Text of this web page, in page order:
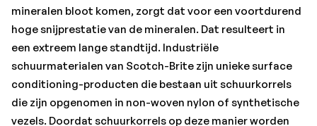
• Hard flexibel wiel is zeer effectief in het ontbramen
zonder het werkstuk te beschadigen
• De gewikkelde constructie zorgt dat het wiel soepel
loopt, en helpt bij het produceren van consistente
resultaten
• Scotch-Brite™ non-woven materiaal is bestand
mineralen bloot komen, zorgt dat voor een voortdurend
hoge snijprestatie van de mineralen. Dat resulteert in
een extreem lange standtijd. Industriële
schuurmaterialen van Scotch-Brite zijn unieke surface
conditioning-producten die bestaan uit schuurkorrels
die zijn opgenomen in non-woven nylon of synthetische
vezels. Doordat schuurkorrels op deze manier worden